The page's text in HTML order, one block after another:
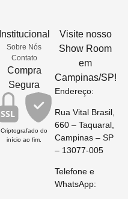
Institucional
Sobre Nós
Contato
Compra
Segura
SSL
Criptografado do
início ao fim.
Visite nosso
Show Room
em
Campinas/SP!
Endereço:
Rua Vital Brasil,
660 – Taquaral,
Campinas – SP
– 13077-005
Telefone e
WhatsApp: